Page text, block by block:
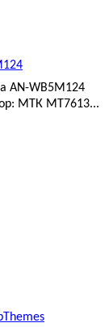
AN-WB5M124
МТК MT7613...